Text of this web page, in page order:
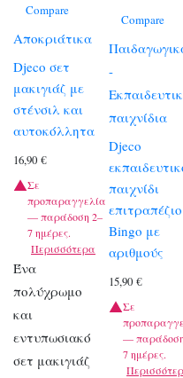
Compare
Αποκριάτικα
Djeco σετ
μακιγιάζ με
στένσιλ και
αυτοκόλλητα
16,90 €
Σε
προπαραγγελία
— παράδοση 2–
7 ημέρες.
Περισσότερα
Ένα
πολύχρωμο
και
εντυπωσιακό
σετ μακιγιάζ
Compare
-
παιχνίδια
Djeco
παιχνίδι
επιτραπέζιο
Bingo με
αριθμούς
15,90€
Σε
—
7 ημέρες.